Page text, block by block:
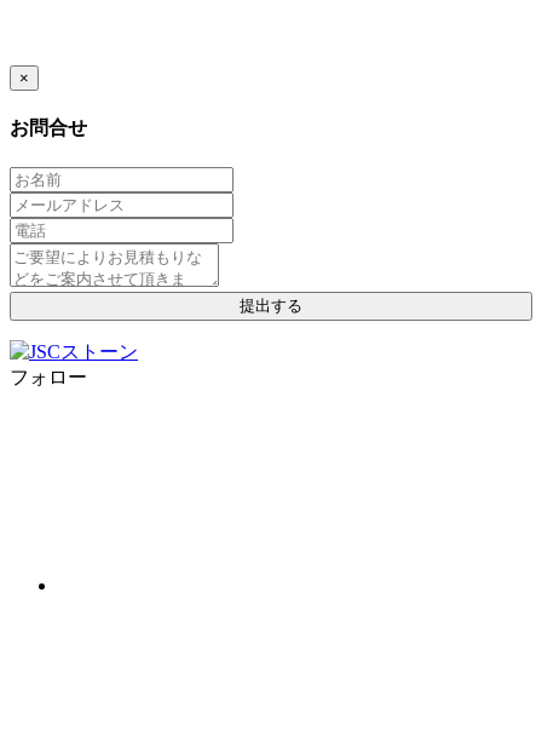
×
お問合せ
フォロー